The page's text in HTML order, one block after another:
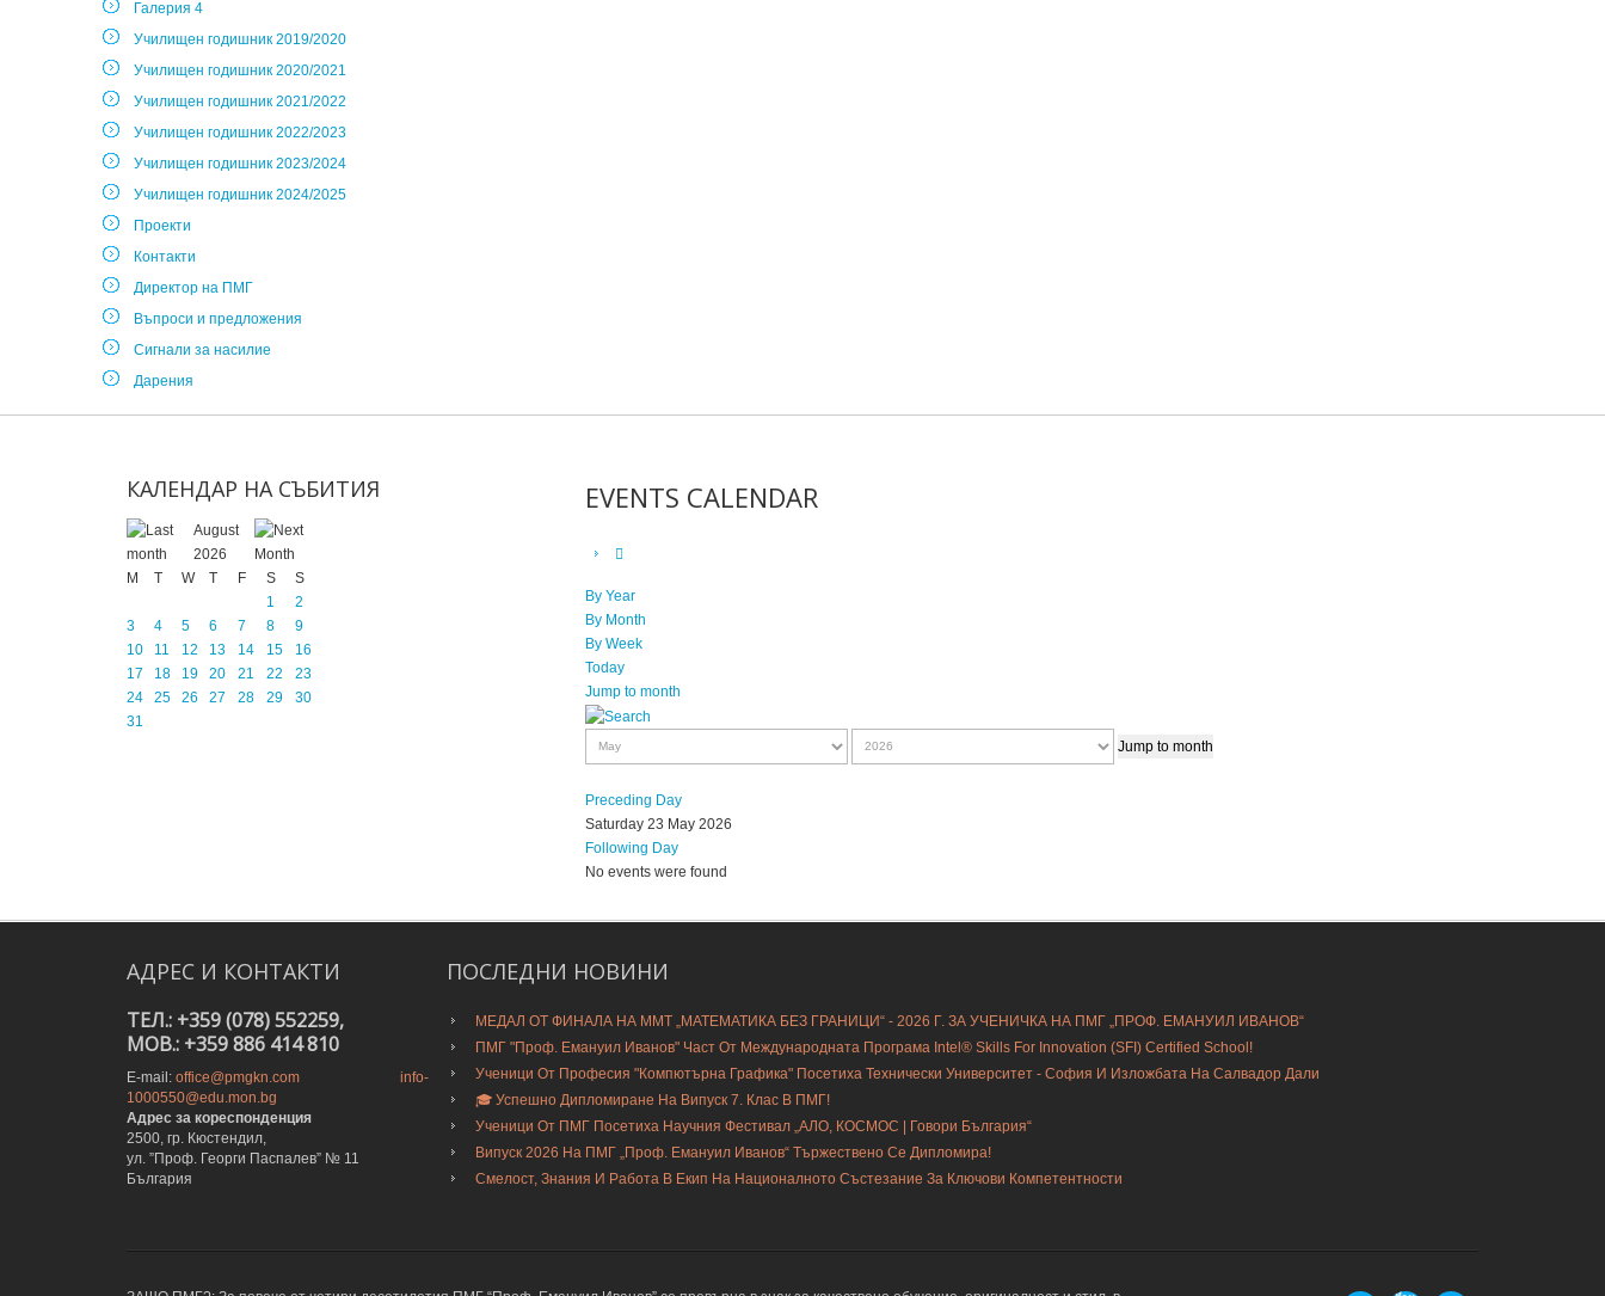
Галерия 4
Училищен годишник 2019/2020
Училищен годишник 2020/2021
Училищен годишник 2021/2022
Училищен годишник 2022/2023
Училищен годишник 2023/2024
Училищен годишник 2024/2025
Проекти
Контакти
Директор на ПМГ
Въпроси и предложения
Сигнали за насилие
Дарения
КАЛЕНДАР НА СЪБИТИЯ
August
2026
M
T W T F S
S
1
2
3
4 5 6 7 8
9
10
11 12 13 14 15
16
17
18 19 20 21 22
23
24
25 26 27 28 29
30
31
EVENTS CALENDAR
By Year
By Month
By Week
Today
Jump to month
Jump to month
Preceding Day
Saturday 23 May 2026
Following Day
No events were found
АДРЕС И КОНТАКТИ
ТЕЛ.: +359 (078) 552259,
MOB.: +359 886 414 810
E-mail: office@pmgkn.com
info-
1000550@edu.mon.bg
Адрес за кореспонденция
2500, гр. Кюстендил,
ул. ”Проф. Георги Паспалев” № 11
България
ПОСЛЕДНИ НОВИНИ
МЕДАЛ ОТ ФИНАЛА НА ММТ „МАТЕМАТИКА БЕЗ ГРАНИЦИ“ - 2026 Г. ЗА УЧЕНИЧКА НА ПМГ „ПРОФ. ЕМАНУИЛ ИВАНОВ“
ПМГ "Проф. Емануил Иванов" Част От Международната Програма Intel® Skills For Innovation (SFI) Certified School!
Ученици От Професия "Компютърна Графика" Посетиха Технически Университет - София И Изложбата На Салвадор Дали
🎓 Успешно Дипломиране На Випуск 7. Клас В ПМГ!
Ученици От ПМГ Посетиха Научния Фестивал „АЛО, КОСМОС | Говори България“
Випуск 2026 На ПМГ „Проф. Емануил Иванов“ Тържествено Се Дипломира!
Смелост, Знания И Работа В Екип На Националното Състезание За Ключови Компетентности